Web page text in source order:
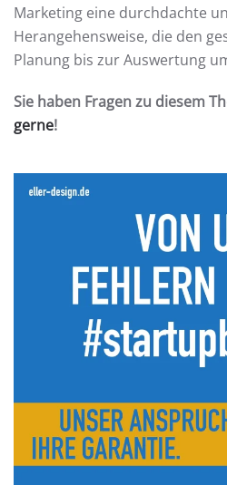
Marketing eine durchdachte
Herangehensweise, die den
Planung bis zur Auswertung
Sie haben Fragen zu diesem
gerne!